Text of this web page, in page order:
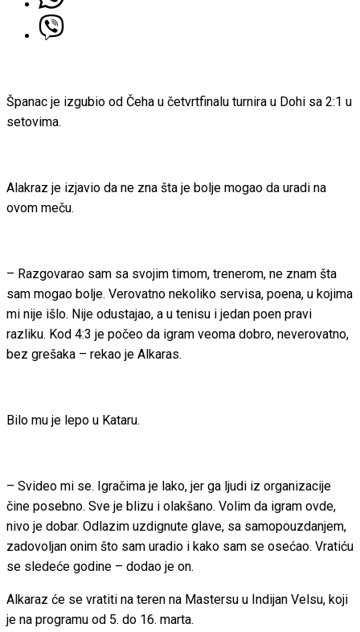
Španac je izgubio od Čeha u četvrtfinalu turnira u Dohi sa 2:1 u
setovima.
Alakraz je izjavio da ne zna šta je bolje mogao da uradi na
ovom meču.
– Razgovarao sam sa svojim timom, trenerom, ne znam šta
sam mogao bolje. Verovatno nekoliko servisa, poena, u kojima
mi nije išlo. Nije odustajao, a u tenisu i jedan poen pravi
razliku. Kod 4:3 je počeo da igram veoma dobro, neverovatno,
bez grešaka – rekao je Alkaras.
Bilo mu je lepo u Kataru.
– Svideo mi se. Igračima je lako, jer ga ljudi iz organizacije
čine posebno. Sve je blizu i olakšano. Volim da igram ovde,
nivo je dobar. Odlazim uzdignute glave, sa samopouzdanjem,
zadovoljan onim što sam uradio i kako sam se osećao. Vratiću
se sledeće godine – dodao je on.
Alkaraz će se vratiti na teren na Mastersu u Indijan Velsu, koji
je na programu od 5. do 16. marta.